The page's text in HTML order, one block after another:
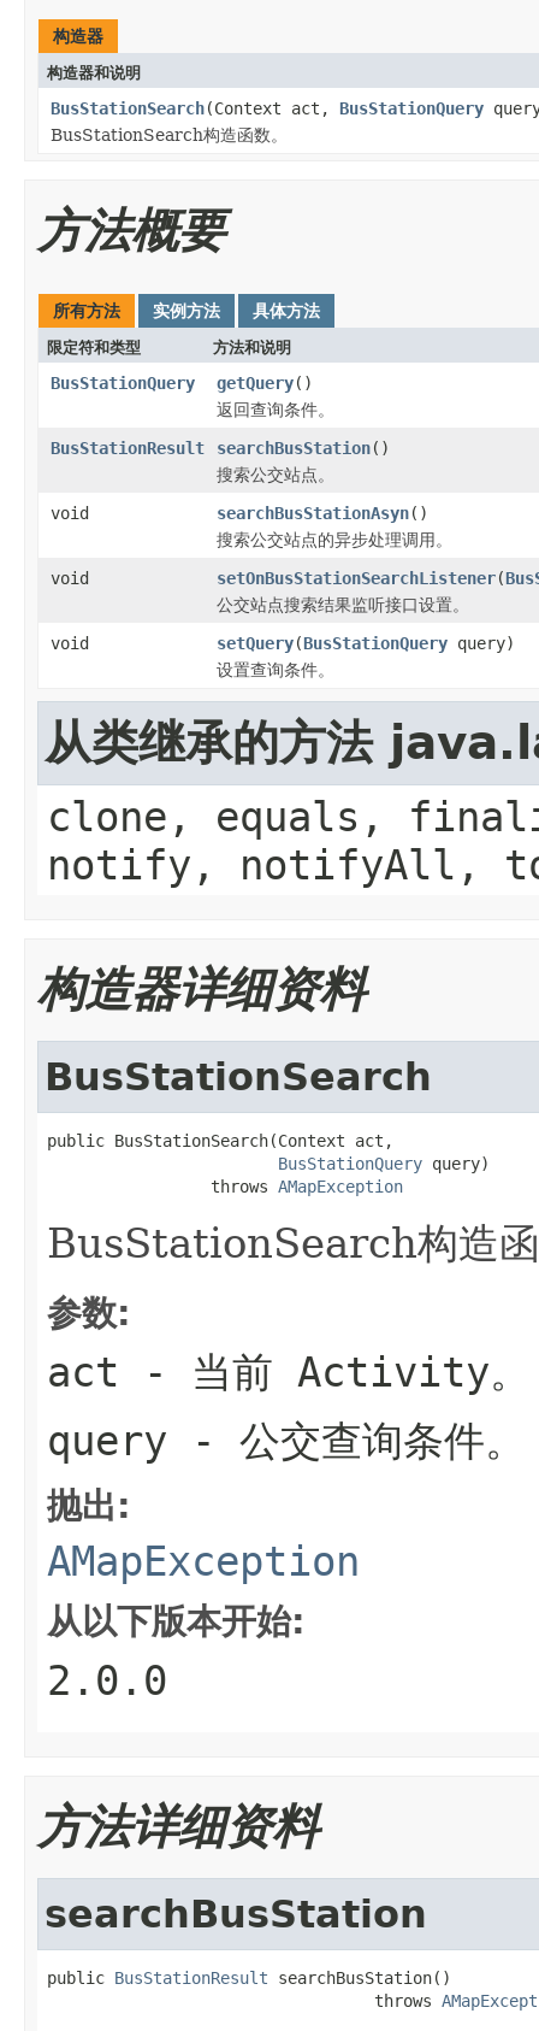
构造器
构造器和说明
BusStationSearch(Context act, BusStationQuery
BusStationSearch构造函数。
方法概要
所有方法 实例方法 具体方法
限定符和类型 方法和说明
BusStationQuery getQuery()
返回查询条件。
BusStationResult
searchBusStation()
搜索公交站点。
void
searchBusStationAsyn()
搜索公交站点的异步处理调用。
void
setOnBusStationSearchListener(
公交站点搜索结果监听接口设置。
void
setQuery(BusStationQuery query)
设置查询条件。
从类继承的方法
clone, equals,
notify, notifyAll,
构造器详细资料
BusStationSearch
public BusStationSearch(Context act,
BusStationQuery query)
                 throws
AMapException
BusStationSearch构造
参数:
act - 当前 Activity。
query - 公交查询条件。
抛出:
AMapException
从以下版本开始:
2.0.0
方法详细资料
searchBusStation
public BusStationResult searchBusStation()
                                  throws